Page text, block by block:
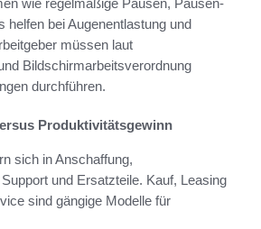
wie regelmäßige Pausen, Pausen-
helfen bei Augenentlastung und
müssen laut
Bildschirmarbeitsverordnung
durchführen.
Produktivitätsgewinn
sich in Anschaffung,
und Ersatzteile. Kauf, Leasing
sind gängige Modelle für